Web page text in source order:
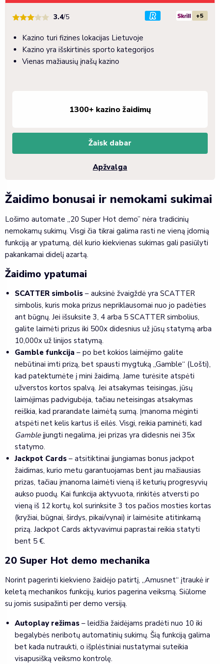
3.4/5 +5
Kazino turi fizines lokacijas Lietuvoje
Kazino yra išskirtinės sporto kategorijos
Vienas mažiausių įnašų kazino
1300+ kazino žaidimų
Žaisk dabar
Apžvalga
Žaidimo bonusai ir nemokami sukimai
Lošimo automate „20 Super Hot demo” nėra tradicinių
nemokamų sukimų. Visgi čia tikrai galima rasti ne vieną įdomią
funkciją ar ypatumą, dėl kurio kiekvienas sukimas gali pasiūlyti
pakankamai didelį azartą.
Žaidimo ypatumai
SCATTER simbolis – auksinė žvaigždė yra SCATTER
simbolis, kuris moka prizus nepriklausomai nuo jo padėties
ant būgnų. Jei išsuksite 3, 4 arba 5 SCATTER simbolius,
galite laimėti prizus iki 500x didesnius už jūsų statymą arba
10,000x už linijos statymą.
Gamble funkcija – po bet kokios laimėjimo galite
nebūtinai imti prizą, bet spausti mygtuką „Gamble“ (Lošti),
kad patektumėte į mini žaidimą. Jame turėsite atspėti
užverstos kortos spalvą. Jei atsakymas teisingas, jūsų
laimėjimas padvigubėja, tačiau neteisingas atsakymas
reiškia, kad prarandate laimėtą sumą. Įmanoma mėginti
atspėti net kelis kartus iš eilės. Visgi, reikia paminėti, kad
Gamble įjungti negalima, jei prizas yra didesnis nei 35x
statymo.
Jackpot Cards – atsitiktinai įjungiamas bonus jackpot
žaidimas, kurio metu garantuojamas bent jau mažiausias
prizas, tačiau įmanoma laimėti vieną iš keturių progresyvių
aukso puodų. Kai funkcija aktyvuota, rinkitės atversti po
vieną iš 12 kortų, kol surinksite 3 tos pačios mosties kortas
(kryžiai, būgnai, širdys, pikai/vynai) ir laimėsite atitinkamą
prizą. Jackpot Cards aktyvavimui paprastai reikia statyti
bent 5 €.
20 Super Hot demo mechanika
Norint pagerinti kiekvieno žaidėjo patirtį, „Amusnet“ įtraukė ir
keletą mechanikos funkcijų, kurios pagerina veiksmą. Siūlome
su jomis susipažinti per demo versiją.
Autoplay režimas – leidžia žaidėjams pradėti nuo 10 iki
begalybės neribotų automatinių sukimų. Šią funkciją galima
bet kada nutraukti, o išplėstiniai nustatymai suteikia
visapusišką veiksmo kontrolę.